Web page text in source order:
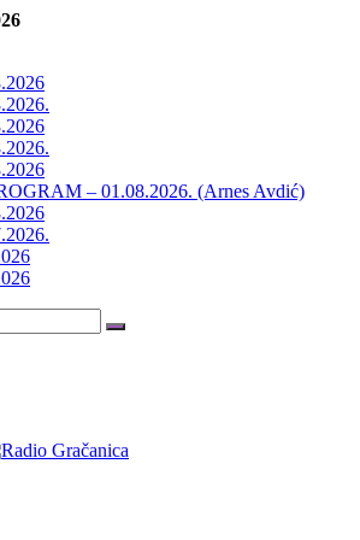
– 01.08.2026. (Arnes Avdić)